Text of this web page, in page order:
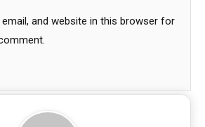
email, and website in this browser for